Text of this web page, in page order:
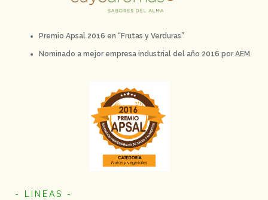
Premio Apsal 2016 en “Frutas y Verduras”
Nominado a mejor empresa industrial del año 2016 por AEM
- LINEAS -